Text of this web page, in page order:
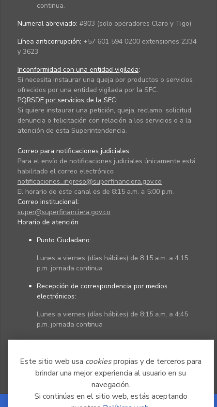
Este sitio web usa cookiespropias y de terceros para
brindar una mejor experiencia al usuario en su
navegación.
Si continúas en el sitio web, estás aceptando
continua.
Numeral abreviado: #903 (solo operadores Claro y Tigo)
Línea anticorrupción: +57 601 594 0200 extensiones 2334
y 3623
Inconformidad con una entidad vigilada:
Si necesita instaurar una queja por productos o servicios
ofrecidos por una entidad vigilada por la SFC.
PQRSDF por servicios de la SFC:
Si quiere instaurar una petición, queja, reclamo, solicitud,
denuncia o felicitación con relación a los servicios o a la
atención de esta Superintendencia.
Correo para notificaciones judiciales:
Para el envío de notificaciones judiciales únicamente está
habilitado el correo electrónico
notificaciones_ingreso@superfinanciera.gov.co
El horario de este canal es de 8:15 a.m. a 5:00 p.m.
Correo institucional:
super@superfinanciera.gov.co
Horario de atención
Punto Ciudadano:
Lunes a viernes (días hábiles) de 8:15 a.m. a 4:15
p.m. jornada continua
Recepción de correspondencia por medios
electrónicos:
Lunes a viernes (días hábiles) de 8:15 a.m. a 4:45
p.m. jornada continua